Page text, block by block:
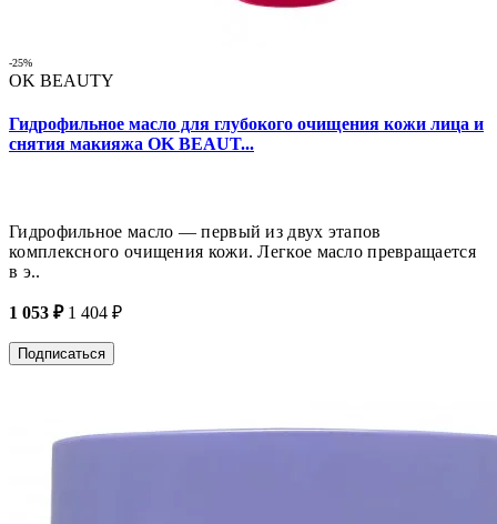
-25%
OK BEAUTY
Гидрофильное масло для глубокого очищения кожи лица и
снятия макияжа OK BEAUT...
Гидрофильное масло — первый из двух этапов
комплексного очищения кожи. Легкое масло превращается
в э..
1 053 ₽ 1 404 ₽
Подписаться